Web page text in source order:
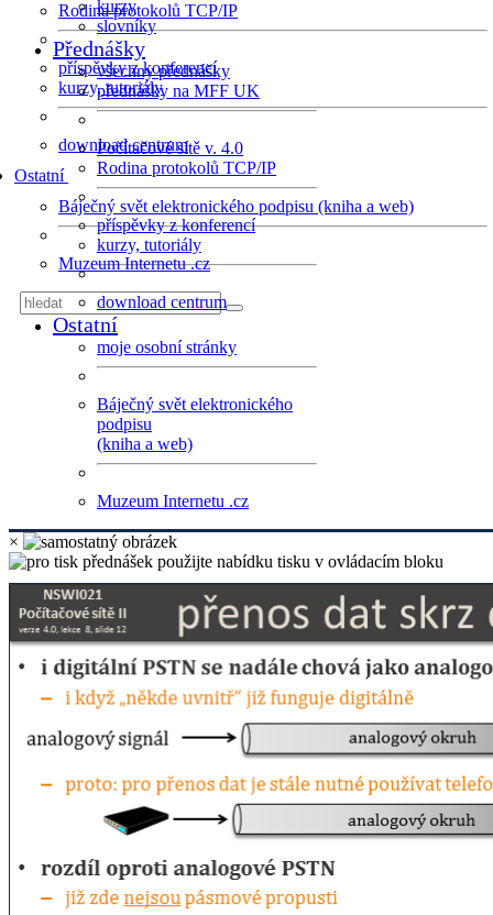
Rodina protokolů TCP/IP
příspěvky z konferencí
kurzy, tutoriály
download centrum
Ostatní
Báječný svět elektronického podpisu (kniha a web)
Muzeum Internetu .cz
kurzy
slovníky
Přednášky
všechny přednášky
přednášky na MFF UK
Počítačové sítě v. 4.0
Rodina protokolů TCP/IP
příspěvky z konferencí
kurzy, tutoriály
download centrum
Ostatní
moje osobní stránky
Báječný svět elektronického
podpisu
(kniha a web)
Muzeum Internetu .cz
×